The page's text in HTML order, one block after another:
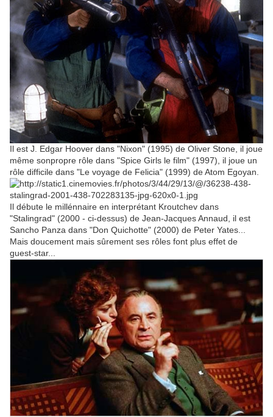
Il est J. Edgar Hoover dans "Nixon" (1995) de Oliver Stone, il joue
même sonpropre rôle dans "Spice Girls le film" (1997), il joue un
rôle difficile dans "Le voyage de Felicia" (1999) de Atom Egoyan.
Il débute le millénnaire en interprétant Kroutchev dans
"Stalingrad" (2000 - ci-dessus) de Jean-Jacques Annaud, il est
Sancho Panza dans "Don Quichotte" (2000) de Peter Yates...
Mais doucement mais sûrement ses rôles font plus effet de
guest-star...